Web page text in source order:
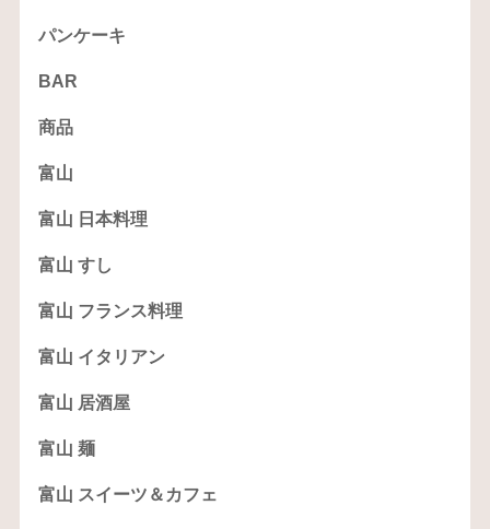
パンケーキ
BAR
商品
富山
富山 日本料理
富山 すし
富山 フランス料理
富山 イタリアン
富山 居酒屋
富山 麺
富山 スイーツ＆カフェ